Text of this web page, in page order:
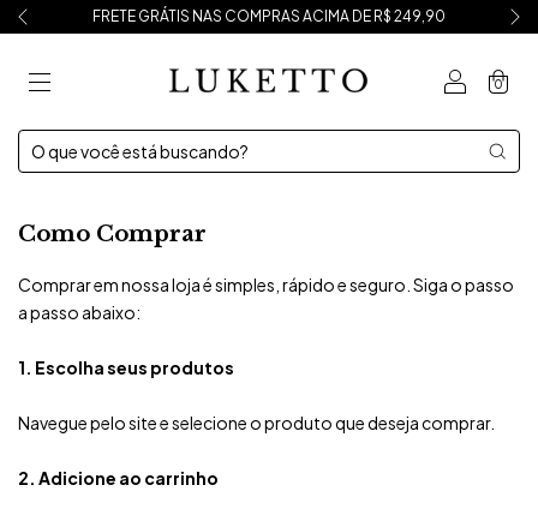
FRETE GRÁTIS NAS COMPRAS ACIMA DE R$ 249,90
0
Como Comprar
Comprar em nossa loja é simples, rápido e seguro. Siga o passo
a passo abaixo:
1. Escolha seus produtos
Navegue pelo site e selecione o produto que deseja comprar.
2. Adicione ao carrinho